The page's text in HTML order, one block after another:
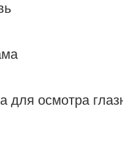
для осмотра